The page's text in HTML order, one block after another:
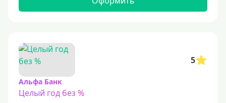
С 23 лет
Льготный период (без процентов)
С льготным периодом
50 дней
5
Альфа Банк
Целый год без %